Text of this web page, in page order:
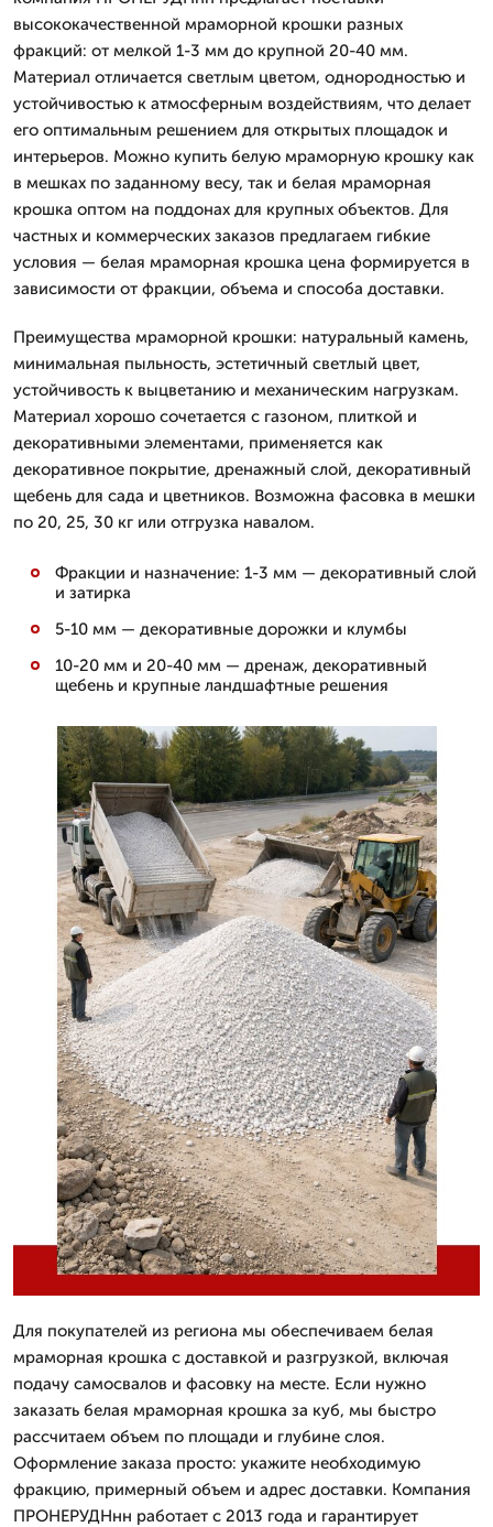
высококачественной мраморной крошки разных
фракций: от мелкой 1-3 мм до крупной 20-40 мм.
Материал отличается светлым цветом, однородностью и
устойчивостью к атмосферным воздействиям, что делает
его оптимальным решением для открытых площадок и
интерьеров. Можно купить белую мраморную крошку как
в мешках по заданному весу, так и белая мраморная
крошка оптом на поддонах для крупных объектов. Для
частных и коммерческих заказов предлагаем гибкие
условия — белая мраморная крошка цена формируется в
зависимости от фракции, объема и способа доставки.
Преимущества мраморной крошки: натуральный камень,
минимальная пыльность, эстетичный светлый цвет,
устойчивость к выцветанию и механическим нагрузкам.
Материал хорошо сочетается с газоном, плиткой и
декоративными элементами, применяется как
декоративное покрытие, дренажный слой, декоративный
щебень для сада и цветников. Возможна фасовка в мешки
по 20, 25, 30 кг или отгрузка навалом.
Фракции и назначение: 1-3 мм — декоративный слой
и затирка
5-10 мм — декоративные дорожки и клумбы
10-20 мм и 20-40 мм — дренаж, декоративный
щебень и крупные ландшафтные решения
Для покупателей из региона мы обеспечиваем белая
мраморная крошка с доставкой и разгрузкой, включая
подачу самосвалов и фасовку на месте. Если нужно
заказать белая мраморная крошка за куб, мы быстро
рассчитаем объем по площади и глубине слоя.
Оформление заказа просто: укажите необходимую
фракцию, примерный объем и адрес доставки. Компания
ПРОНЕРУДНнн работает с 2013 года и гарантирует